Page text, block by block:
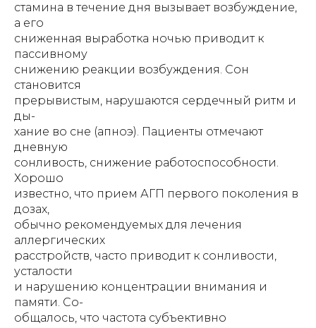
стамина в течение дня вызывает возбуждение,
а его
сниженная выработка ночью приводит к
пассивному
снижению реакции возбуждения. Сон
становится
прерывистым, нарушаются сердечный ритм и
ды-
хание во сне (апноэ). Пациенты отмечают
дневную
сонливость, снижение работоспособности.
Хорошо
известно, что прием АГП первого поколения в
дозах,
обычно рекомендуемых для лечения
аллергических
расстройств, часто приводит к сонливости,
усталости
и нарушению концентрации внимания и
памяти. Со-
общалось, что частота субъективно